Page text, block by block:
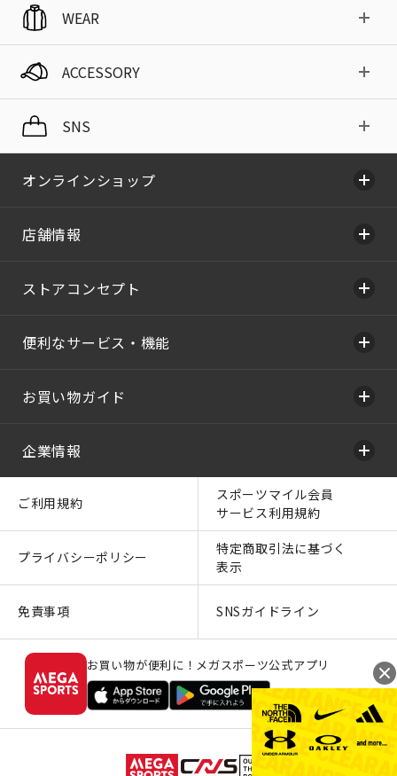
WEAR
ACCESSORY
SNS
オンラインショップ
店舗情報
ストアコンセプト
便利なサービス・機能
お買い物ガイド
企業情報
ご利用規約
スポーツマイル会員
サービス利用規約
プライバシーポリシー
特定商取引法に基づく
表示
免責事項 SNSガイドライン
お買い物が便利に！メガスポーツ公式アプリ